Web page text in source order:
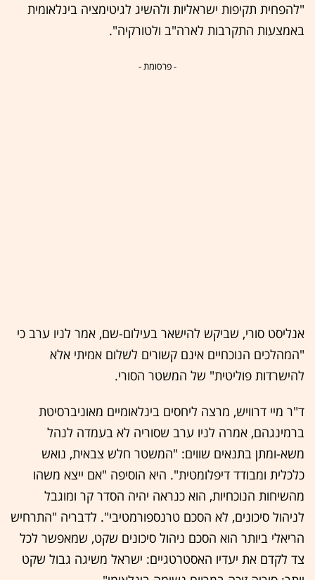
"להפחית תקיפות ישראליות ולהשיג לגיטימציה בינלאומית
באמצעות התקרבות לארה"ב ולטורקיה".
- פרסומת -
אנליסט סורי, שביקש להישאר בעילום-שם, אמר לניו ערב כי
"המהלכים הנוכחיים אינם קשורים לשלום אמיתי אלא
להישרדות פוליטית" של המשטר הסורי.
ד"ר מיי דרוויש, מרצה ליחסים בינלאומיים מאוניברסיטת
ברמינגהם, אמרה לניו ערב שסוריה לא בעמדה לנהל
משא-ומתן בתנאים שווים: "המשטר חלש צבאית, נואש
כלכלית ומבודד דיפלומטית". היא הוסיפה "אם ייצא משהו
מהשיחות הנוכחיות, הוא כנראה יהיה הסדר קר ומוגבל
לניהול סיכונים, לא הסכם טרנספורמטיבי". לדבריה "התרחיש
הריאלי ביותר הוא הסכם ניהול סיכונים שקט, שמאפשר לכל
צד לקדם את יעדיו האסטרטגיים: ישראל משיגה גבול שקט